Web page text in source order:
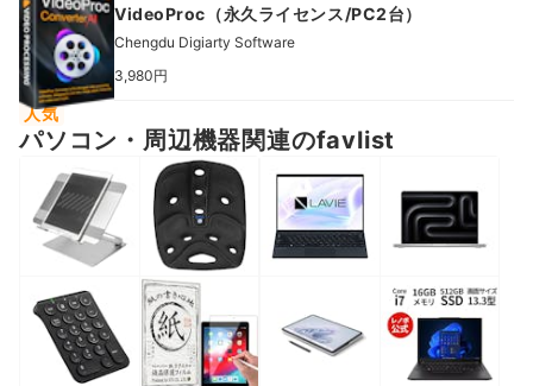
VideoProc（永久ライセンス/PC2台）
Chengdu Digiarty Software
3,980円
人気
パソコン・周辺機器関連のfavlist